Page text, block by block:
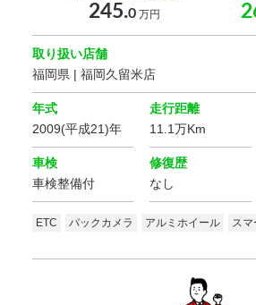
245.0 万円
取り扱い店舗
福岡県 | 福岡久留米店
年式
2009(平成21)年
走行距離
11.1万Km
車検
車検整備付
修復歴
なし
ETC バックカメラ アルミホイール スマ